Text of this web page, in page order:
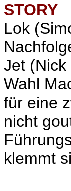
STORY
Lok
Jet (Nick
Wahl
für eine
nicht
klemmt